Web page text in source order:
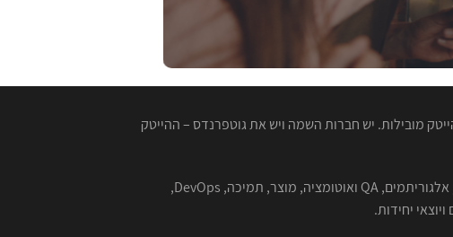
מובילות. יש חברות השמה ויש את גוטפרנדס – ההייטק
המגייסות המנוסות שלנו מתמחות בהשמה למגוון רחב של תפקידים בהייטק - תוכנה, סייבר, אבטחת מידע, אלגוריתמים, QA ואוטומציה, מוצר, תמיכה, DevOps,